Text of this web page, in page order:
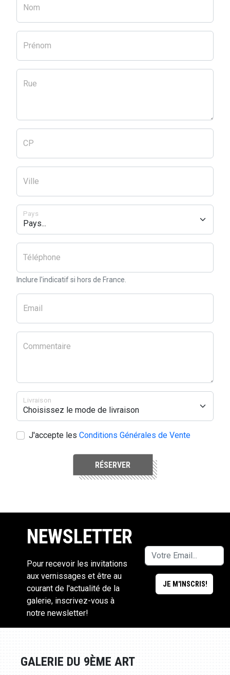
Nom
Prénom
Rue
CP
Ville
Pays
Téléphone
Inclure l'indicatif si hors de France.
Email
Commentaire
Livraison
J'accepte les Conditions Générales de Vente
RÉSERVER
NEWSLETTER
Pour recevoir les invitations
aux vernissages et être au
courant de l'actualité de la
galerie, inscrivez-vous à
notre newsletter!
GALERIE DU 9ÈME ART